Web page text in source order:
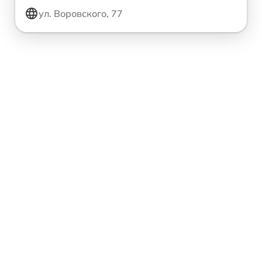
ул. Воровского, 77